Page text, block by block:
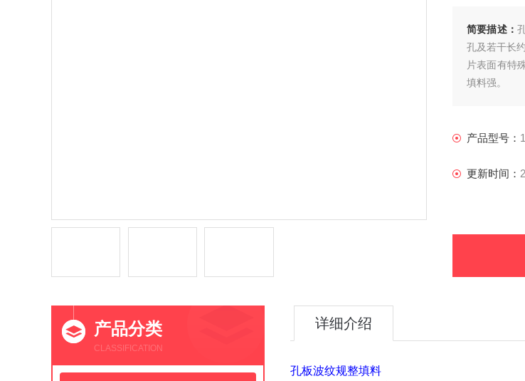
简要描述：
孔及若干长
片表面有特
填料强。
产品型号：
更新时间：
产品分类
CLASSIFICATION
详细介绍
孔板波纹规整填料